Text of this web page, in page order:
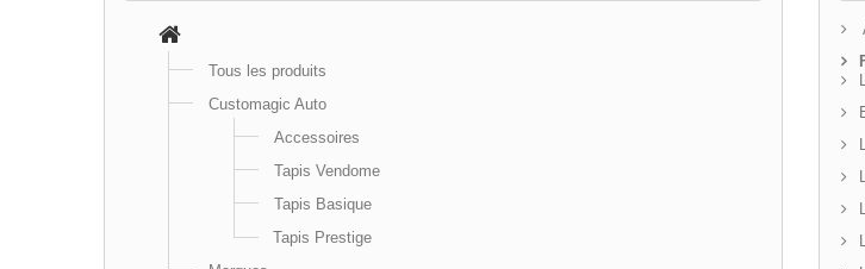
Tous les produits
Customagic Auto
Accessoires
Tapis Vendome
Tapis Basique
Tapis Prestige